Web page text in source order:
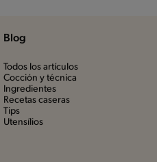
Blog
Todos los artículos
Cocción y técnica
Ingredientes
Recetas caseras
Tips
Utensílios